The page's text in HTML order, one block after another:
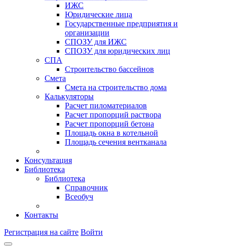
ИЖС
Юридические лица
Государственные предприятия и
организации
СПОЗУ для ИЖС
СПОЗУ для юридических лиц
СПА
Строительство бассейнов
Смета
Смета на строительство дома
Калькуляторы
Расчет пиломатериалов
Расчет пропорций раствора
Расчет пропорций бетона
Площадь окна в котельной
Площадь сечения вентканала
Консультация
Библиотека
Библиотека
Справочник
Всеобуч
Контакты
Регистрация на сайте Войти